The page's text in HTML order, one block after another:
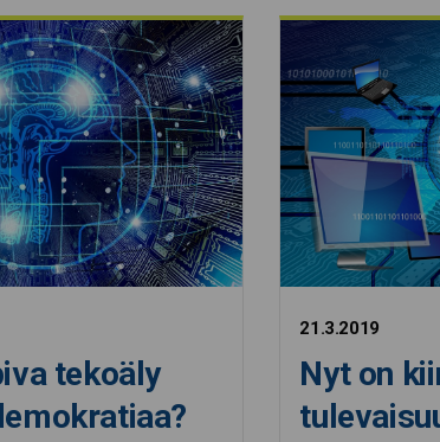
tekoäly
21.3.2019
Nyt on